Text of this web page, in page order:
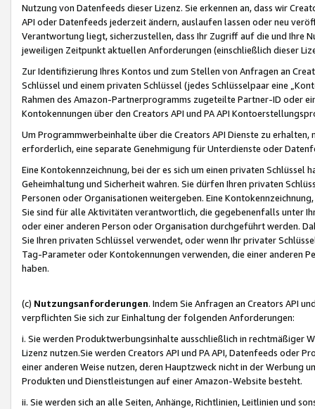
Nutzung von Datenfeeds dieser Lizenz. Sie erkennen an, dass wir
API oder Datenfeeds jederzeit ändern, auslaufen lassen oder neu
Verantwortung liegt, sicherzustellen, dass Ihr Zugriff auf die und Ihre
jeweiligen Zeitpunkt aktuellen Anforderungen (einschließlich dieser
Zur Identifizierung Ihres Kontos und zum Stellen von Anfragen an
Schlüssel und einem privaten Schlüssel (jedes Schlüsselpaar eine
Rahmen des Amazon-Partnerprogramms zugeteilte Partner-ID oder
Kontokennungen über den Creators API und PA API
Um Programmwerbeinhalte über die Creators API Dienste zu
erforderlich, eine separate Genehmigung für Unterdienste oder
Eine Kontokennzeichnung, bei der es sich um einen privaten
Geheimhaltung und Sicherheit wahren. Sie dürfen Ihren privaten
Personen oder Organisationen weitergeben. Eine
Sie sind für alle Aktivitäten verantwortlich, die gegebenenfalls unter
oder einer anderen Person oder Organisation durchgeführt werden.
Sie Ihren privaten Schlüssel verwendet, oder wenn Ihr privater
Tag-Parameter oder Kontokennungen verwenden, die einer anderen
haben.
(c) Nutzungsanforderungen. Indem Sie Anfragen an Creators API
verpflichten Sie sich zur Einhaltung der folgenden Anforderungen:
i. Sie werden Produktwerbungsinhalte ausschließlich in rechtmäßiger
Lizenz nutzen.Sie werden Creators API und PA API, Datenfeeds oder
einer anderen Weise nutzen, deren Hauptzweck nicht in der Werbung
Produkten und Dienstleistungen auf einer Amazon-Website besteht.
ii. Sie werden sich an alle Seiten, Anhänge, Richtlinien, Leitlinien und